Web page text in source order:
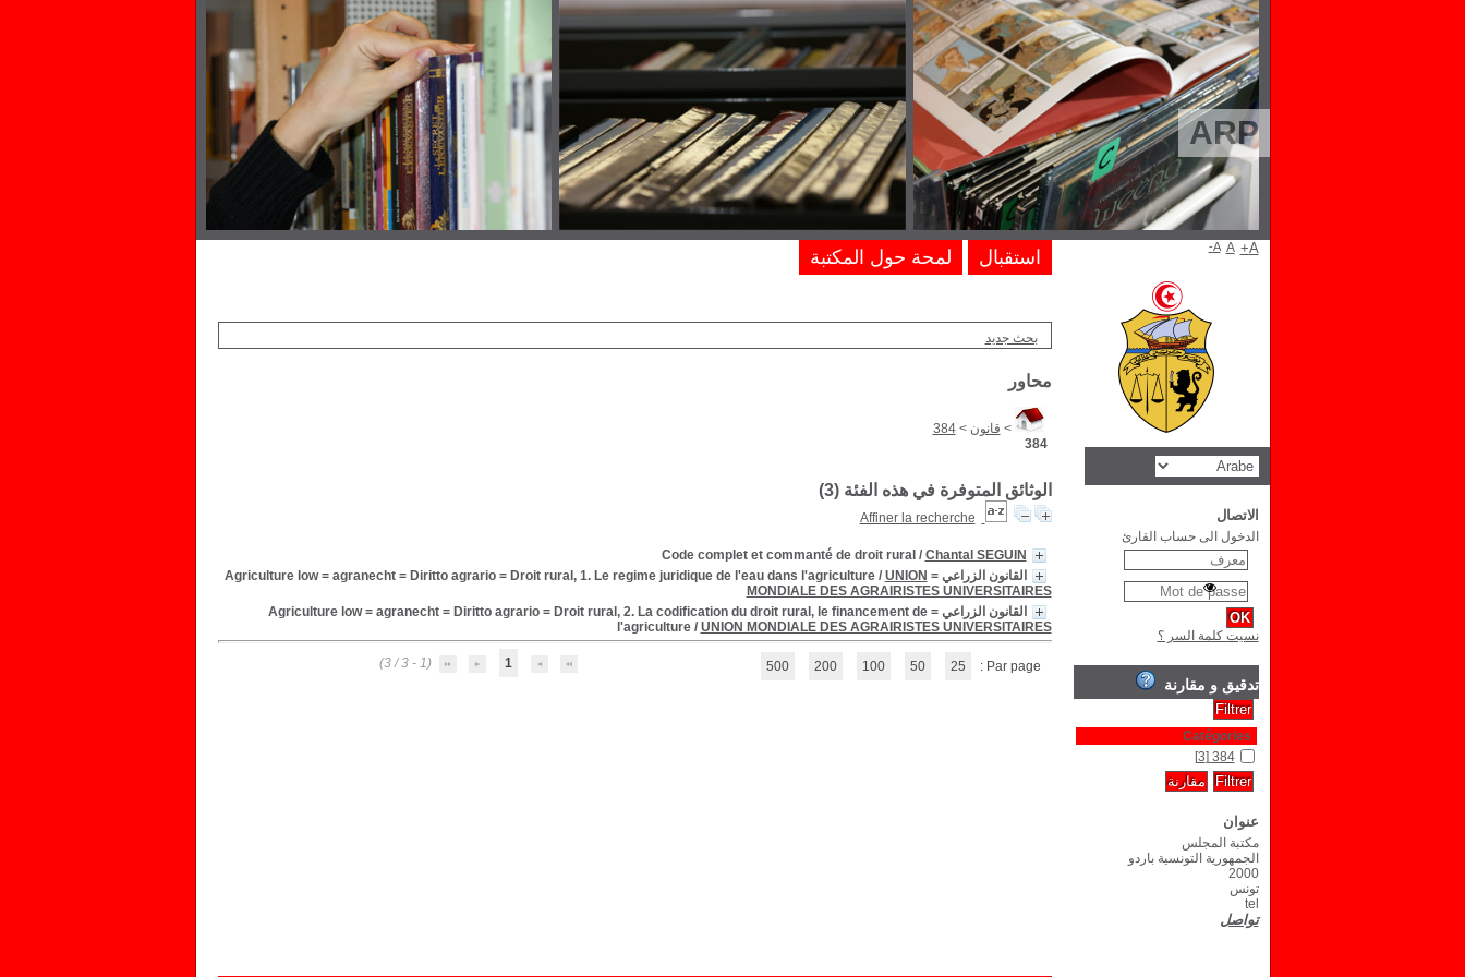
ARP
بحث جديد
محاور
> قانون >
384
384
الوثائق المتوفرة في هذه الفئة (3
)
Affiner la recherche
Code complet et commanté de droit rural / Chantal SEGUIN
القانون الزراعي = Agriculture low = agranecht = Diritto agrario = Droit rural, 1. Le regime juridique de l'eau dans l'agriculture
/ UNION
MONDIALE DES AGRAIRISTES UNIVERSITAIRES
القانون الزراعي = Agriculture low = agranecht = Diritto agrario = Droit rural, 2. La codification du droit rural, le financement de
l'agriculture/ UNION MONDIALE DES AGRAIRISTES UNIVERSITAIRES
1
(1 - 3 / 3) Par page :
25
50
100
200
500
استقبال لمحة حول المكتبة A- A A+
الاتصال
الدخول الى حساب القارئ
نسيت كلمة السر ؟
تدقيق و مقارنة
Catégories
384
[3]
عنوان
مكتبة المجلس
الجمهورية التونسية باردو
2000
تونس
tel
تواصل